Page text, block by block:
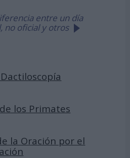
entre un día
no oficial y otros
los Primates
la Oración por el